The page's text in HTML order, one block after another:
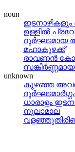
noun
ഉള്ളില്‍
ദുര്‍ഘടമായ
മഹാകുഴക്ക്
രാവണന്‍
unknown
കുഴഞ്ഞ
ധാരാളം
നൂലാമാല